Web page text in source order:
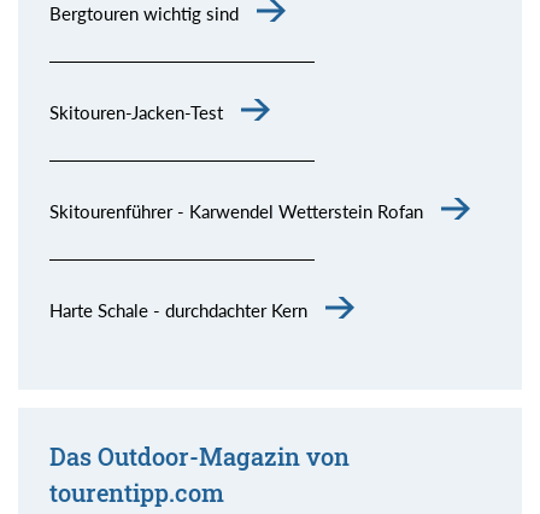
Bergtouren wichtig sind
Skitouren-Jacken-Test
Skitourenführer - Karwendel Wetterstein Rofan
Harte Schale - durchdachter Kern
Das Outdoor-Magazin von
tourentipp.com